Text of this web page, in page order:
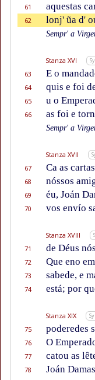
61
aquestas
62
lonj' ũa d'
Sempr' a
Stanza XVI
63 E o
64
quis e foi
65
u o
66
as foi e
Sempr' a
Stanza XVII
67 Ca as
68
nóssos
69
éu, Joán
70
vos envío
Stanza XVIII
71 de Déus
72
Que eno
73
sabede, e
74
está; por
Stanza XIX
75 poderedes
76
O
77
catou as
78
Joán